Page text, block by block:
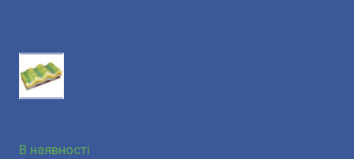
В наявності